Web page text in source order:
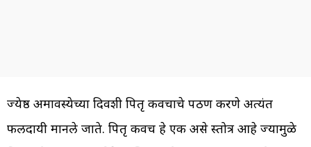
ज्येष्ठ अमावस्येच्या दिवशी पितृ कवचाचे पठण करणे अत्यंत
फलदायी मानले जाते. पितृ कवच हे एक असे स्तोत्र आहे ज्यामुळे